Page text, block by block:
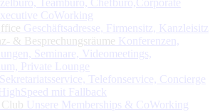
Teambüro, Chefbüro,Corporate
CoWorking
Geschäftsadresse, Firmensitz, Kanzleisitz
& Besprechungsräume Konferenzen,
Seminare, Videomeetings,
Private Lounge
Sekretariatsservice, Telefonservice, Concierge
mit Fallback
Club Unsere Memberships & CoWorking